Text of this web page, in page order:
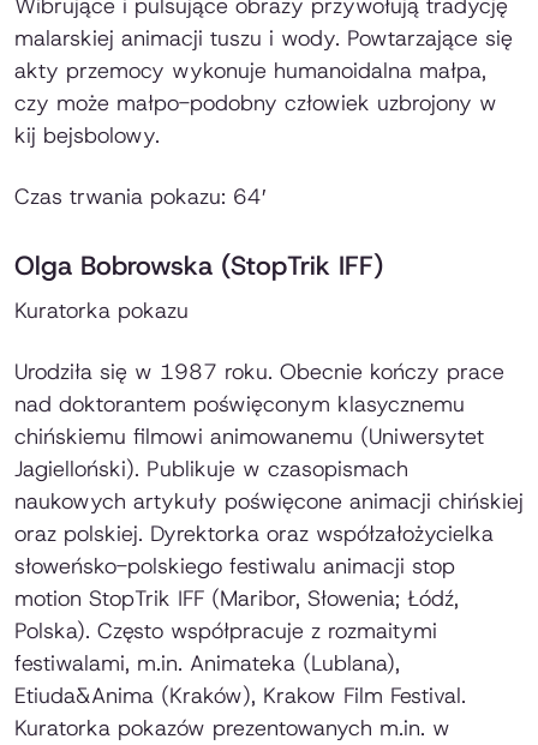
Wibrujące i pulsujące obrazy przywołują tradycję
malarskiej animacji tuszu i wody. Powtarzające się
akty przemocy wykonuje humanoidalna małpa,
czy może małpo-podobny człowiek uzbrojony w
kij bejsbolowy.
Czas trwania pokazu: 64′
Olga Bobrowska (StopTrik IFF)
Kuratorka pokazu
Urodziła się w 1987 roku. Obecnie kończy prace
nad doktorantem poświęconym klasycznemu
chińskiemu filmowi animowanemu (Uniwersytet
Jagielloński). Publikuje w czasopismach
naukowych artykuły poświęcone animacji chińskiej
oraz polskiej. Dyrektorka oraz współzałożycielka
słoweńsko-polskiego festiwalu animacji stop
motion StopTrik IFF (Maribor, Słowenia; Łódź,
Polska). Często współpracuje z rozmaitymi
festiwalami, m.in. Animateka (Lublana),
Etiuda&Anima (Kraków), Krakow Film Festival.
Kuratorka pokazów prezentowanych m.in. w